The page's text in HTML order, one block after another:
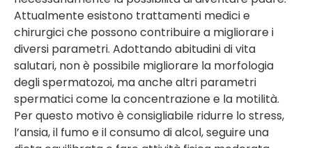
Attualmente esistono trattamenti medici e
chirurgici che possono contribuire a migliorare i
diversi parametri. Adottando abitudini di vita
salutari, non è possibile migliorare la morfologia
degli spermatozoi, ma anche altri parametri
spermatici come la concentrazione e la motilità.
Per questo motivo è consigliabile ridurre lo stress,
l’ansia, il fumo e il consumo di alcol, seguire una